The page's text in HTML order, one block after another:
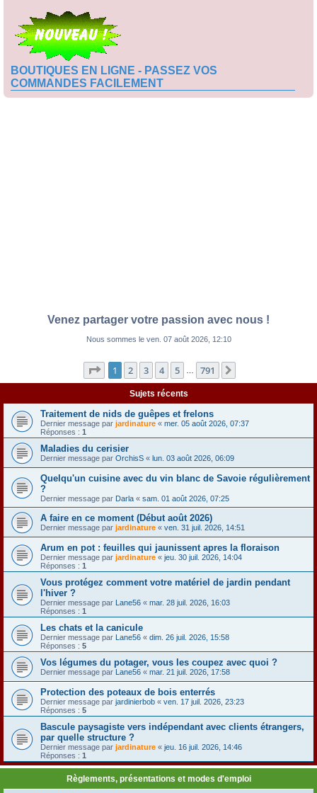
BOUTIQUES EN LIGNE - PASSEZ VOS
COMMANDES FACILEMENT
Venez partager votre passion avec nous !
Nous sommes le ven. 07 août 2026, 12:10
Page 1sur791
1 2 3 4 5 791
Sujets récents
Traitement de nids de guêpes et frelons
Dernier message par jardinature « mer. 05 août 2026, 07:37
Réponses : 1
Maladies du cerisier
Dernier message par OrchisS « lun. 03 août 2026, 06:09
Quelqu'un cuisine avec du vin blanc de Savoie régulièrement
?
Dernier message par Darla « sam. 01 août 2026, 07:25
A faire en ce moment (Début août 2026)
Dernier message par jardinature « ven. 31 juil. 2026, 14:51
Arum en pot : feuilles qui jaunissent apres la floraison
Dernier message par jardinature « jeu. 30 juil. 2026, 14:04
Réponses : 1
Vous protégez comment votre matériel de jardin pendant
l'hiver ?
Dernier message par Lane56 « mar. 28 juil. 2026, 16:03
Réponses : 1
Les chats et la canicule
Dernier message par Lane56 « dim. 26 juil. 2026, 15:58
Réponses : 5
Vos légumes du potager, vous les coupez avec quoi ?
Dernier message par Lane56 « mar. 21 juil. 2026, 17:58
Protection des poteaux de bois enterrés
Dernier message par jardinierbob « ven. 17 juil. 2026, 23:23
Réponses : 5
Bascule paysagiste vers indépendant avec clients étrangers,
par quelle structure ?
Dernier message par jardinature « jeu. 16 juil. 2026, 14:46
Réponses : 1
Règlements, présentations et modes d'emploi